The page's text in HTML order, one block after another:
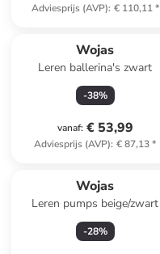
Adviesprijs (AVP): € 110,11*
Wojas
Leren ballerina's zwart
-38%
vanaf: € 53,99
Adviesprijs (AVP): € 87,13*
Wojas
Leren pumps beige/zwart
-28%